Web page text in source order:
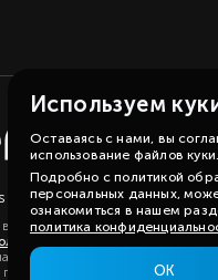
group.Карта сайта
любой форме на сайте, вы даете
сайте носит
публичной офертой, определяемой
Используем
Оставаясь с нами, вы
использование файлов куки.
Подробно с политикой
персональных данных,
ознакомиться в нашем
политика
ОК